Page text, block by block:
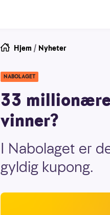
Hjem / Nyheter
NABOLAGET
33
vinner?
I Nabolaget er
gyldig kupong.